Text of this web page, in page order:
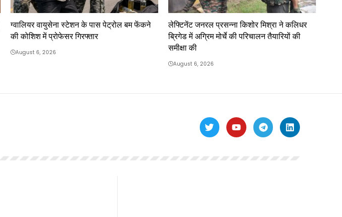
ग्वालियर वायुसेना स्टेशन के पास पेट्रोल बम फेंकने
की कोशिश में प्रोफेसर गिरफ्तार
August 6, 2026
लेफ्टिनेंट जनरल प्रसन्ना किशोर मिश्रा ने कलिधर
ब्रिगेड में अग्रिम मोर्चे की परिचालन तैयारियों की
समीक्षा की
August 6, 2026